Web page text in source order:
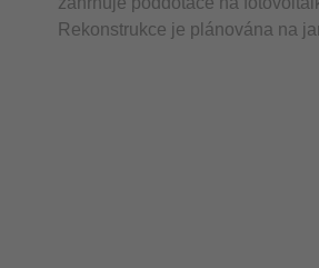
Rekonstrukce je plánována na